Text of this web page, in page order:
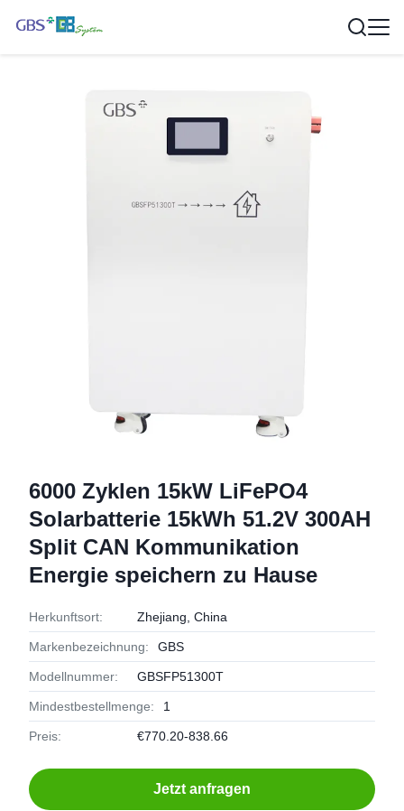
6000 Zyklen 15kW LiFePO4
Solarbatterie 15kWh 51.2V 300AH
Split CAN Kommunikation
Energie speichern zu Hause
Herkunftsort: Zhejiang, China
Markenbezeichnung: GBS
Modellnummer: GBSFP51300T
Mindestbestellmenge: 1
Preis: €770.20-838.66
Jetzt anfragen